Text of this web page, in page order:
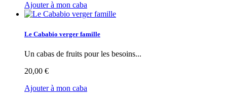
Ajouter à mon caba
Le Cababio verger famille
Un cabas de fruits pour les besoins...
20,00 €
Ajouter à mon caba